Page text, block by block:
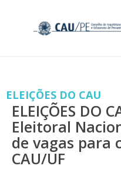
ELEIÇÕES DO CAU
ELEIÇÕES DO
Eleitoral
de vagas para
CAU/UF